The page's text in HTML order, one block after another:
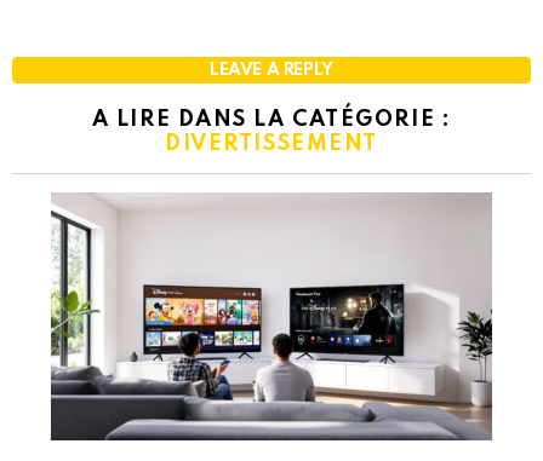
LEAVE A REPLY
A LIRE DANS LA CATÉGORIE :
DIVERTISSEMENT